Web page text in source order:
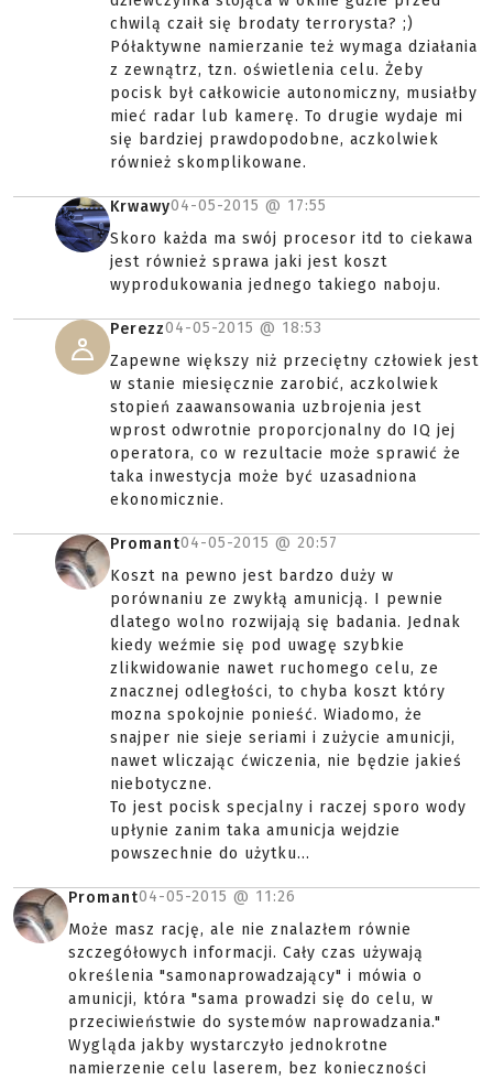
chwilą czaił się brodaty terrorysta? ;)
Półaktywne namierzanie też wymaga działania
z zewnątrz, tzn. oświetlenia celu. Żeby
pocisk był całkowicie autonomiczny, musiałby
mieć radar lub kamerę. To drugie wydaje mi
się bardziej prawdopodobne, aczkolwiek
również skomplikowane.
Krwawy04-05-2015 @ 17:55
Skoro każda ma swój procesor itd to ciekawa
jest również sprawa jaki jest koszt
wyprodukowania jednego takiego naboju.
Perezz04-05-2015 @ 18:53
Zapewne większy niż przeciętny człowiek jest
w stanie miesięcznie zarobić, aczkolwiek
stopień zaawansowania uzbrojenia jest
wprost odwrotnie proporcjonalny do IQ jej
operatora, co w rezultacie może sprawić że
taka inwestycja może być uzasadniona
ekonomicznie.
Promant04-05-2015 @ 20:57
Koszt na pewno jest bardzo duży w
porównaniu ze zwykłą amunicją. I pewnie
dlatego wolno rozwijają się badania. Jednak
kiedy weźmie się pod uwagę szybkie
zlikwidowanie nawet ruchomego celu, ze
znacznej odległości, to chyba koszt który
mozna spokojnie ponieść. Wiadomo, że
snajper nie sieje seriami i zużycie amunicji,
nawet wliczając ćwiczenia, nie będzie jakieś
niebotyczne.
To jest pocisk specjalny i raczej sporo wody
upłynie zanim taka amunicja wejdzie
powszechnie do użytku...
Promant04-05-2015 @ 11:26
Może masz rację, ale nie znalazłem równie
szczegółowych informacji. Cały czas używają
określenia "samonaprowadzający" i mówia o
amunicji, która "sama prowadzi się do celu, w
przeciwieństwie do systemów naprowadzania."
Wygląda jakby wystarczyło jednokrotne
namierzenie celu laserem, bez konieczności